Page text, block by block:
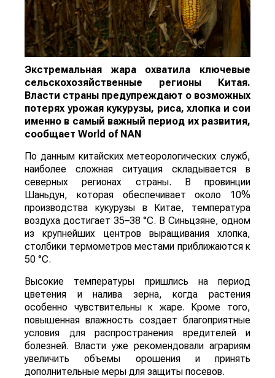
Экстремальная жара охватила ключевые
сельскохозяйственные регионы Китая.
Власти страны предупреждают о возможных
потерях урожая кукурузы, риса, хлопка и сои
именно в самый важный период их развития,
сообщает World of NAN
По данным китайских метеорологических служб,
наиболее сложная ситуация складывается в
северных регионах страны. В провинции
Шаньдун, которая обеспечивает около 10%
производства кукурузы в Китае, температура
воздуха достигает 35–38 °C. В Синьцзяне, одном
из крупнейших центров выращивания хлопка,
столбики термометров местами приближаются к
50 °C.
Высокие температуры пришлись на период
цветения и налива зерна, когда растения
особенно чувствительны к жаре. Кроме того,
повышенная влажность создает благоприятные
условия для распространения вредителей и
болезней. Власти уже рекомендовали аграриям
увеличить объемы орошения и принять
дополнительные меры для защиты посевов.